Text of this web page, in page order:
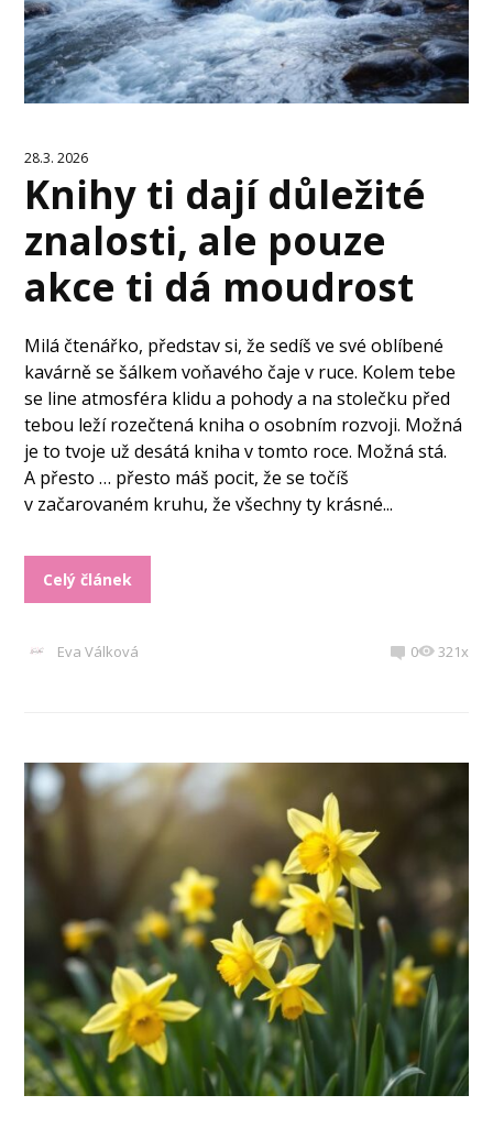
28.3. 2026
Knihy ti dají důležité
znalosti, ale pouze
akce ti dá moudrost
Milá čtenářko, představ si, že sedíš ve své oblíbené
kavárně se šálkem voňavého čaje v ruce. Kolem tebe
se line atmosféra klidu a pohody a na stolečku před
tebou leží rozečtená kniha o osobním rozvoji. Možná
je to tvoje už desátá kniha v tomto roce. Možná stá.
A přesto … přesto máš pocit, že se točíš
v začarovaném kruhu, že všechny ty krásné...
Celý článek
Eva Válková 0 321x